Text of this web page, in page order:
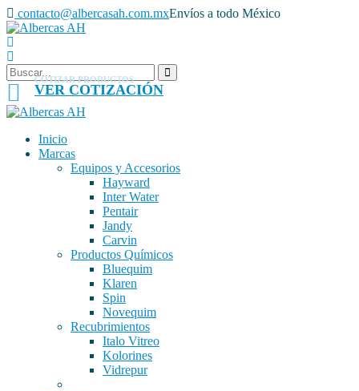
contacto@albercasah.com.mxEnvíos a todo México
COTIZAR PRODUCTOS
VER COTIZACIÓN
Inicio
Marcas
Equipos y Accesorios
Hayward
Inter Water
Pentair
Jandy
Carvin
Productos Químicos
Bluequim
Klaren
Spin
Novequim
Recubrimientos
Italo Vitreo
Kolorines
Vidrepur